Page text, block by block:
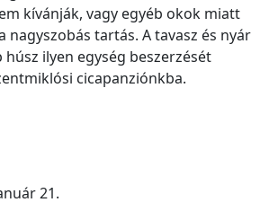
kívánják, vagy egyéb okok miatt
nagyszobás tartás. A tavasz és nyár
ilyen egység beszerzését
cicapanziónkba.
21.